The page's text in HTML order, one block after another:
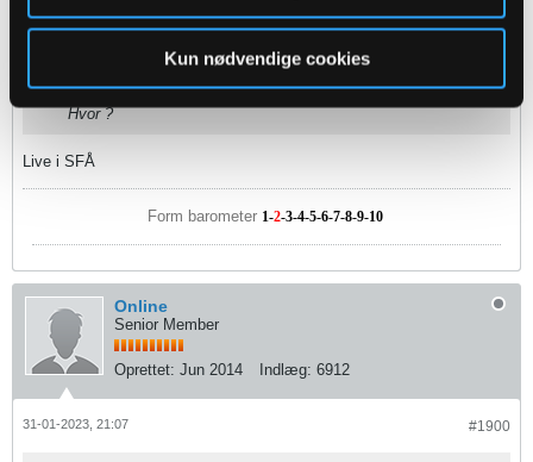
Kun nødvendige cookies
#1899
31-01-2023, 21:06
Oprindeligt indsendt af Online
Hvor ?
Live i SFÅ
Form barometer 1-2-3-4-5-6-7-8-9-10
Online
Senior Member
Oprettet: Jun 2014 Indlæg: 6912
#1900
31-01-2023, 21:07